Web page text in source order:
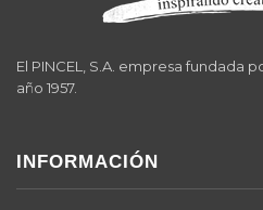
El PINCEL, S.A. empresa fundada
año 1957.
INFORMACIÓN